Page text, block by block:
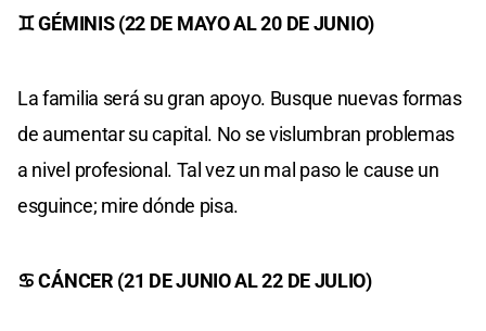
♊ GÉMINIS (22 DE MAYO AL 20 DE JUNIO)
La familia será su gran apoyo. Busque nuevas formas
de aumentar su capital. No se vislumbran problemas
a nivel profesional. Tal vez un mal paso le cause un
esguince; mire dónde pisa.
♋ CÁNCER (21 DE JUNIO AL 22 DE JULIO)